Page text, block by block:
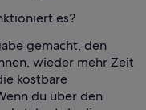
es?
gemacht, den
wieder mehr Zeit
kostbare
du über den